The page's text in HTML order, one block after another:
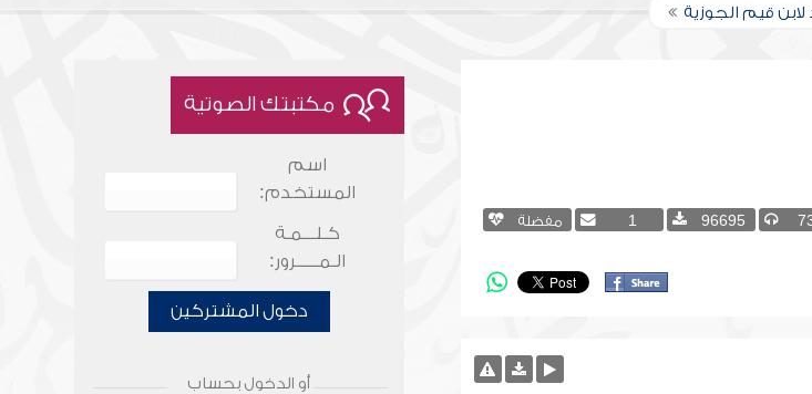
قيم الجوزية
96695
1 مفضلة
مكتبتك الصوتية
اسم
المستخدم:
كـلـــمـة
الـمـــــرور:
دخول المشتركين
أو الدخول بحساب